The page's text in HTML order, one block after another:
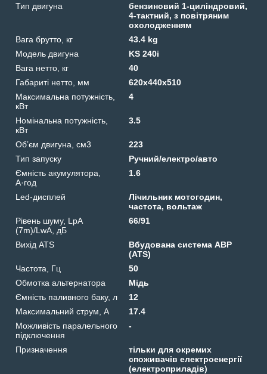
Тип двигуна
бензиновий 1-циліндровий,
4-тактний, з повітряним
охолодженням
Вага брутто, кг
43.4 kg
Модель двигуна
KS 240i
Вага нетто, кг
40
Габариті нетто, мм
620х440х510
Максимальна потужність,
кВт
4
Номінальна потужність,
кВт
3.5
Об’єм двигуна, см3
223
Тип запуску
Ручний/електро/авто
Ємність акумулятора,
А·год
1.6
Led-дисплей
Лічильник мотогодин,
частота, вольтаж
Рівень шуму, LpA
(7m)/LwA, дБ
66/91
Вихід ATS
Вбудована система АВР
(ATS)
Частота, Гц
50
Обмотка альтернатора
Мідь
Ємність паливного баку, л
12
Максимальний струм, А
17.4
Можливість паралельного
підключення
-
Призначення
тільки для окремих
споживачів електроенергії
(електроприладів)